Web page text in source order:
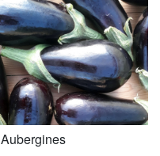
Aubergines